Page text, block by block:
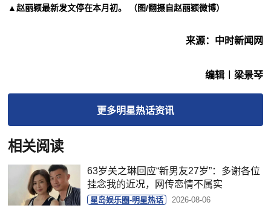
▲赵丽颖最新发文停在本月初。 （图/翻摄自赵丽颖微博）
来源：中时新闻网
编辑︱梁景琴
更多明星热话资讯
相关阅读
63岁关之琳回应“新男友27岁”：多谢各位
挂念我的近况，网传恋情不属实
星岛娱乐圈-明星热话 2026-08-06